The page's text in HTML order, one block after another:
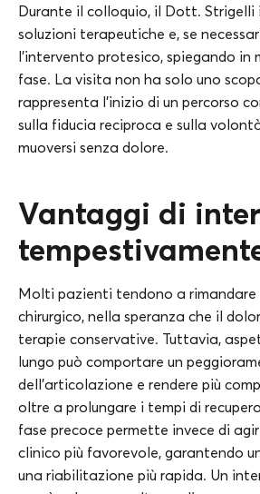
Durante il colloquio, il Dott. Strigelli
soluzioni terapeutiche e, se
l’intervento protesico, spiegando in
fase. La visita non ha solo uno
rappresenta l’inizio di un percorso
sulla fiducia reciproca e sulla
muoversi senza dolore.
Vantaggi di
Molti pazienti tendono a rimandare
chirurgico, nella speranza che il
terapie conservative. Tuttavia,
lungo può comportare un
dell’articolazione e rendere più
oltre a prolungare i tempi di
fase precoce permette invece di
clinico più favorevole, garantendo
una riabilitazione più rapida. Un